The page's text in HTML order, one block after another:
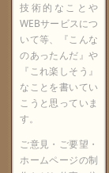
技術的なことや
WEBサービスにつ
いて等、『こんな
のあったんだ』や
『これ楽しそう』
なことを書いてい
こうと思っていま
す。
ご意見・ご要望・
ホームページの制